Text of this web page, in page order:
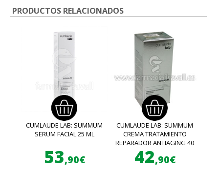
PRODUCTOS RELACIONADOS
CUMLAUDE LAB: SUMMUM
SERUM FACIAL 25 ML
53,90€
CUMLAUDE LAB: SUMMUM
CREMA TRATAMIENTO
REPARADOR ANTIAGING 40
ML
42,90€